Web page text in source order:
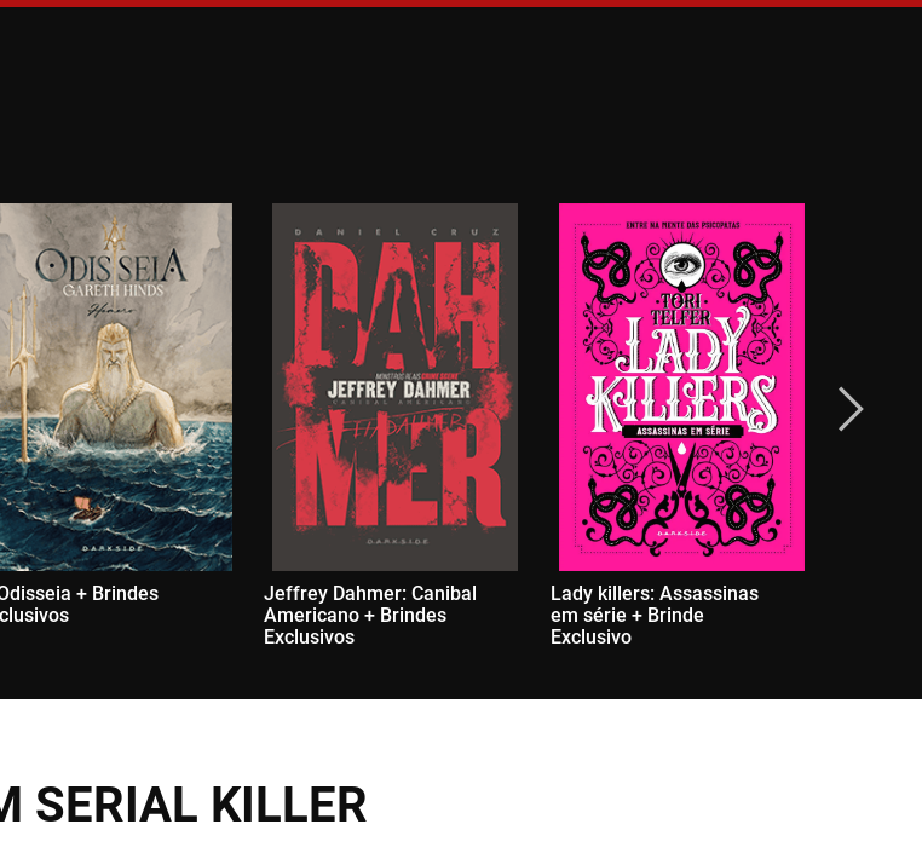
+ Brindes
Jeffrey Dahmer: Canibal
Americano + Brindes
Exclusivos
Lady killers: Assassinas
em série + Brinde
Exclusivo
SERIAL KILLER